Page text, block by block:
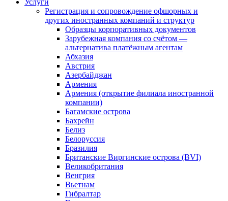
Услуги
Регистрация и сопровождение офшорных и
других иностранных компаний и структур
Образцы корпоративных документов
Зарубежная компания со счётом —
альтернатива платёжным агентам
Абхазия
Австрия
Азербайджан
Армения
Армения (открытие филиала иностранной
компании)
Багамские острова
Бахрейн
Белиз
Белоруссия
Бразилия
Британские Виргинские острова (BVI)
Великобритания
Венгрия
Вьетнам
Гибралтар